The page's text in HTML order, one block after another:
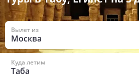
Вылет из
Москва
Куда летим
Таба